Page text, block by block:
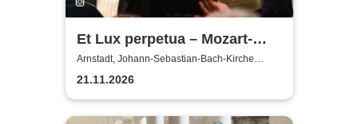
Et Lux perpetua – Mozart-
Requiem
Arnstadt, Johann-Sebastian-Bach-Kirche
Arnstadt
21.11.2026